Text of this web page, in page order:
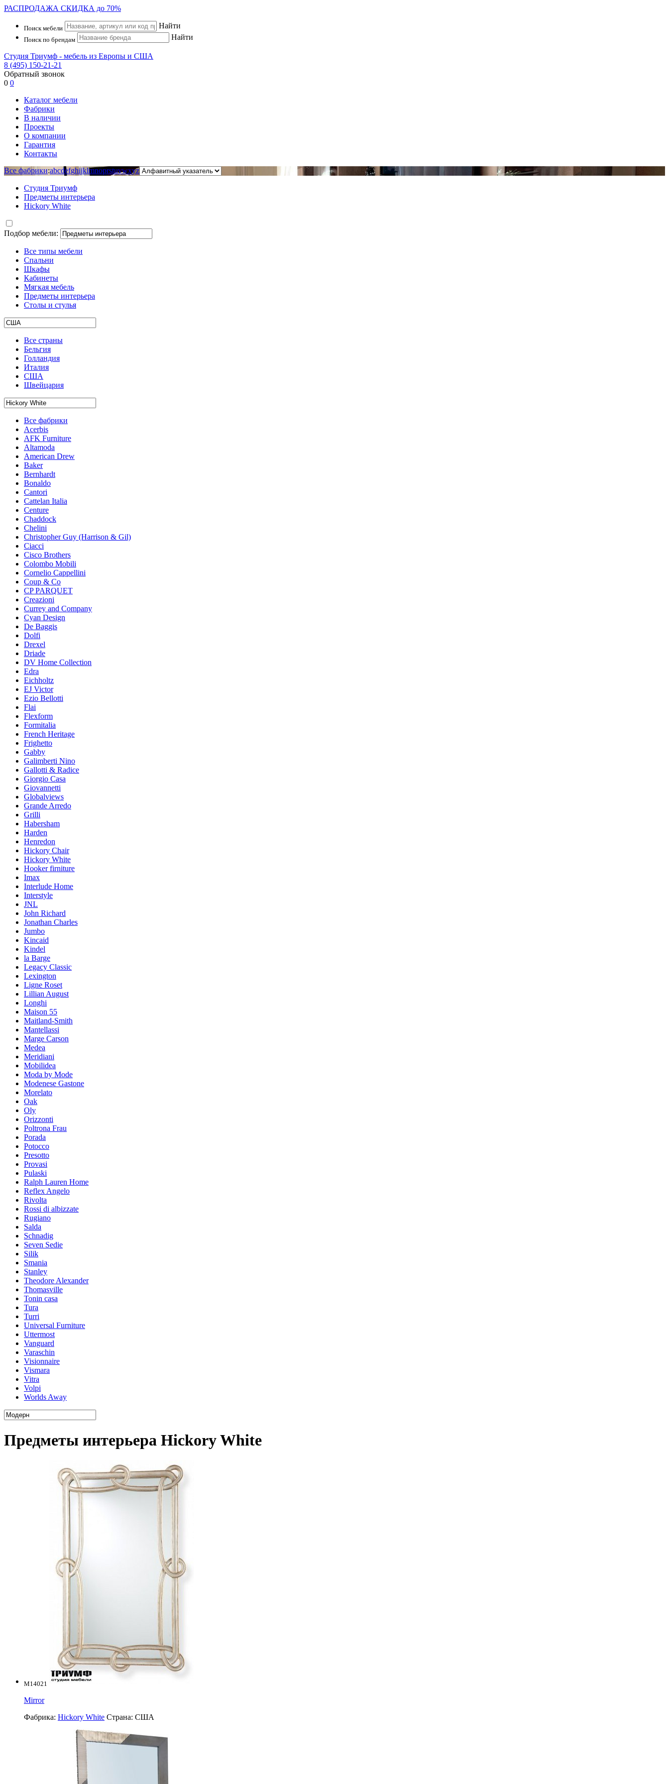
РАСПРОДАЖА СКИДКА до 70%
Поиск мебели Найти
Поиск по брендам Найти
Студия Триумф - мебель из Европы и США
8 (495) 150-21-21
Обратный звонок
0 0
Каталог мебели
Фабрики
В наличии
Проекты
О компании
Гарантия
Контакты
Все фабрики:abcdefghijklmnoprstuvwxyz
Студия Триумф
Предметы интерьера
Hickory White
Подбор мебели:
Все типы мебели
Спальни
Шкафы
Кабинеты
Мягкая мебель
Предметы интерьера
Столы и стулья
Все страны
Бельгия
Голландия
Италия
США
Швейцария
Все фабрики
Acerbis
AFK Furniture
Altamoda
American Drew
Baker
Bernhardt
Bonaldo
Cantori
Cattelan Italia
Centure
Chaddock
Chelini
Christopher Guy (Harrison & Gil)
Ciacci
Cisco Brothers
Colombo Mobili
Cornelio Cappellini
Coup & Co
CP PARQUET
Creazioni
Currey and Company
Cyan Design
De Baggis
Dolfi
Drexel
Driade
DV Home Collection
Edra
Eichholtz
EJ Victor
Ezio Bellotti
Flai
Flexform
Formitalia
French Heritage
Frighetto
Gabby
Galimberti Nino
Gallotti & Radice
Giorgio Casa
Giovannetti
Globalviews
Grande Arredo
Grilli
Habersham
Harden
Henredon
Hickory Chair
Hickory White
Hooker firniture
Imax
Interlude Home
Interstyle
JNL
John Richard
Jonathan Charles
Jumbo
Kincaid
Kindel
la Barge
Legacy Classic
Lexington
Ligne Roset
Lillian August
Longhi
Maison 55
Maitland-Smith
Mantellassi
Marge Carson
Medea
Meridiani
Mobilidea
Moda by Mode
Modenese Gastone
Morelato
Oak
Oly
Orizzonti
Poltrona Frau
Porada
Potocco
Presotto
Provasi
Pulaski
Ralph Lauren Home
Reflex Angelo
Rivolta
Rossi di albizzate
Rugiano
Salda
Schnadig
Seven Sedie
Silik
Smania
Stanley
Theodore Alexander
Thomasville
Tonin casa
Tura
Turri
Universal Furniture
Uttermost
Vanguard
Varaschin
Visionnaire
Vismara
Vitra
Volpi
Worlds Away
Предметы интерьера Hickory White
M14021
Mirror
Фабрика: Hickory White Страна: США